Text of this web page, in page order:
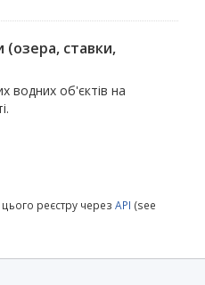
(озера, ставки,
водних об'єктів на
реєстру через API (see